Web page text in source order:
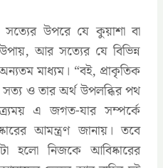
উপরে যে কুয়াশা বা
আর সত্যের যে বিভিন্ন
মাধ্যম। “বই, প্রাকৃতিক
ও তার অর্থ উপলব্ধির পথ
এ জগত-যার সম্পর্কে
আমন্ত্রণ জানায়। তবে
হলো নিজকে আবিষ্কারের